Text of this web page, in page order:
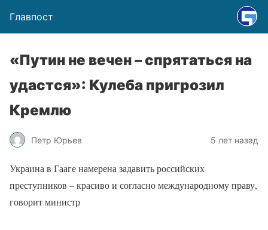
Главпост
«Путин не вечен – спрятаться на
удастся»: Кулеба пригрозил
Кремлю
Петр Юрьев 5 лет назад
Украина в Гааге намерена задавить российских
преступников – красиво и согласно международному праву,
говорит министр